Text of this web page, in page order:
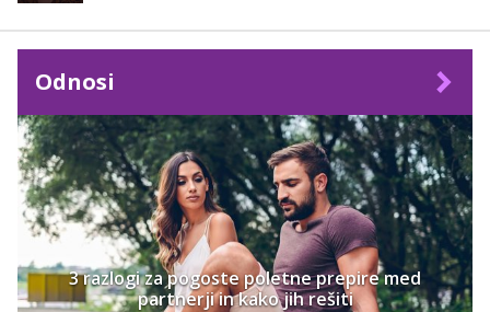
Odnosi
3 razlogi za pogoste poletne prepire med
partnerji in kako jih rešiti